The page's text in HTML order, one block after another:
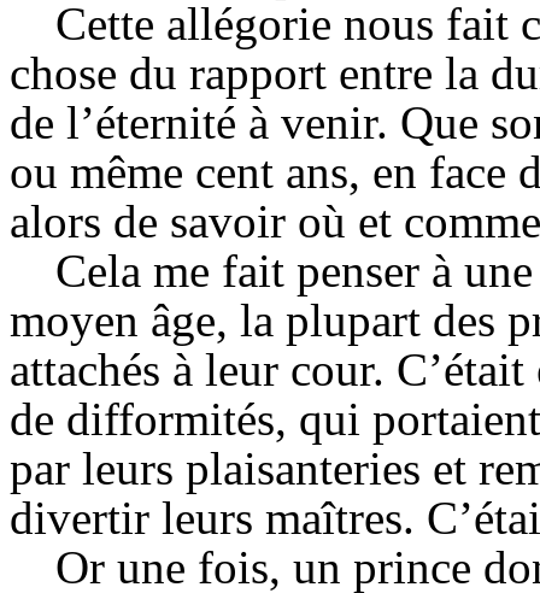
Cette allégorie nous fait
chose du rapport entre la
de l’éternité à venir. Que
ou même cent ans, en face
alors de savoir où et
Cela me fait penser à
moyen âge, la plupart des
attachés à leur cour.
de difformités, qui
par leurs plaisanteries et
divertir leurs maîtres.
Or une fois, un prince